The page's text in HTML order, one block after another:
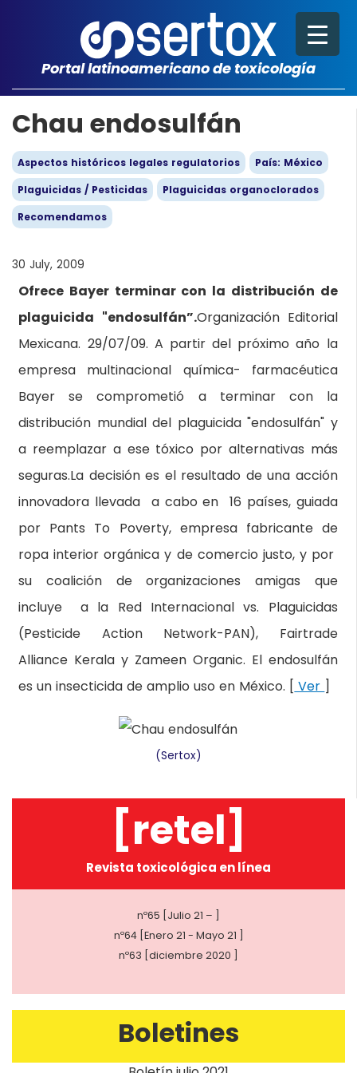
Portal latinoamericano de toxicología
Chau endosulfán
Aspectos históricos legales regulatorios
País: México
Plaguicidas / Pesticidas
Plaguicidas organoclorados
Recomendamos
30 July, 2009
Ofrece Bayer terminar con la distribución de
plaguicida "endosulfán”.Organización Editorial
Mexicana. 29/07/09. A partir del próximo año la
empresa multinacional química- farmacéutica
Bayer se comprometió a terminar con la
distribución mundial del plaguicida "endosulfán" y
a reemplazar a ese tóxico por alternativas más
seguras.La decisión es el resultado de una acción
innovadora llevada a cabo en 16 países, guiada
por Pants To Poverty, empresa fabricante de
ropa interior orgánica y de comercio justo, y por
su coalición de organizaciones amigas que
incluye a la Red Internacional vs. Plaguicidas
(Pesticide Action Network-PAN), Fairtrade
Alliance Kerala y Zameen Organic. El endosulfán
es un insecticida de amplio uso en México. [ Ver ]
(Sertox)
[retel]
Revista toxicológica en línea
nº65 [Julio 21 – ]
nº64 [Enero 21 - Mayo 21 ]
nº63 [diciembre 2020 ]
Boletines